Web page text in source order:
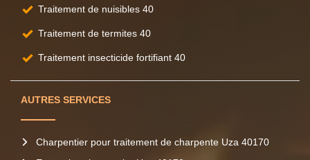
Traitement de nuisibles 40
Traitement de termites 40
Traitement insecticide fortifiant 40
AUTRES SERVICES
Charpentier pour traitement de charpente Uza 40170